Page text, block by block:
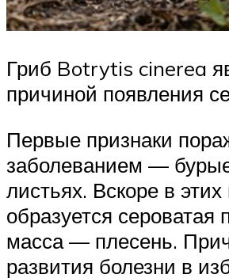
Гриб Botrytis cinerea
причиной появления
Первые признаки
заболеванием —
листьях. Вскоре в
образуется сероватая
масса — плесень.
развития болезни в